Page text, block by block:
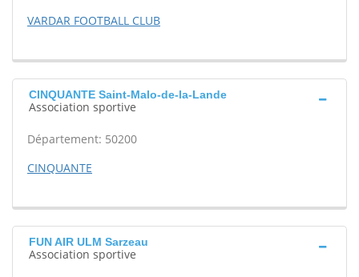
VARDAR FOOTBALL CLUB
CINQUANTE Saint-Malo-de-la-Lande
Association sportive
Département: 50200
CINQUANTE
FUN AIR ULM Sarzeau
Association sportive